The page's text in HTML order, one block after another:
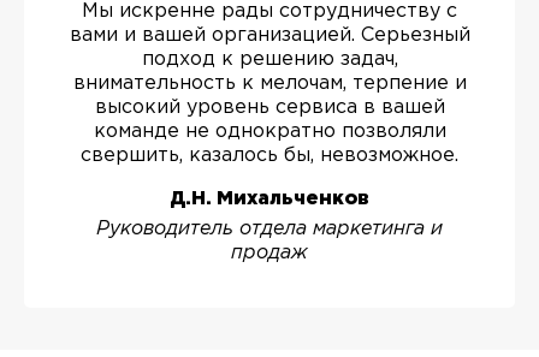
Мы искренне рады сотрудничеству с
вами и вашей организацией. Серьезный
подход к решению задач,
внимательность к мелочам, терпение и
высокий уровень сервиса в вашей
команде не однократно позволяли
свершить, казалось бы, невозможное.
Д.Н. Михальченков
Руководитель отдела маркетинга и
продаж